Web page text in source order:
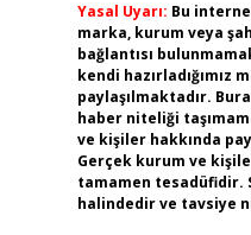
Yasal Uyarı: Bu
marka, kurum veya
bağlantısı
kendi hazırladığımız
paylaşılmaktadır.
haber niteliği
ve kişiler hakkında
Gerçek kurum ve
tamamen
halindedir ve tavsiye